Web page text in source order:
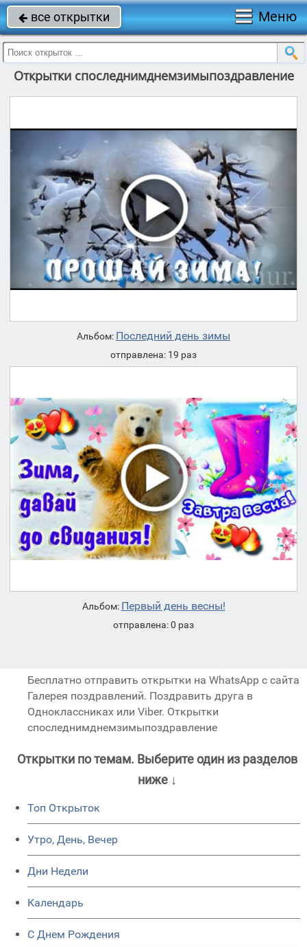
 все открытки Меню
Открытки споследнимднемзимыпоздравление
Альбом: Последний день зимы
отправлена: 19 раз
Альбом: Первый день весны!
отправлена: 0 раз
Бесплатно отправить открытки на WhatsApp с сайта
Галерея поздравлений. Поздравить друга в
Одноклассниках или Viber. Открытки
споследнимднемзимыпоздравление
Открытки по темам. Выберите один из разделов
ниже ↓
Топ Открыток
Утро, День, Вечер
Дни Недели
Календарь
C Днем Рождения